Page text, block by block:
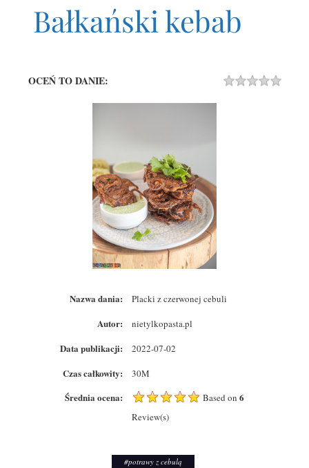
Bałkański kebab
OCEŃ TO DANIE: Rating
Nazwa dania: Placki z czerwonej cebuli
Autor: nietylkopasta.pl
Data publikacji: 2022-07-02
Czas całkowity: 30M
Średnia ocena: Based on 6
Review(s)
#potrawy z cebulą